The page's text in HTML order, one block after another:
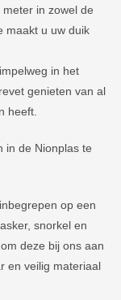
in zowel de
maakt u uw duik
in het
genieten van al
heeft.
in de Nionplas te
op een
snorkel en
deze bij ons aan
en veilig materiaal